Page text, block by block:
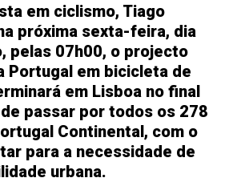
em ciclismo, Tiago
próxima sexta-feira, dia
pelas 07h00, o projecto
Portugal em bicicleta de
em Lisboa no final
passar por todos os 278
Continental, com o
para a necessidade de
urbana.